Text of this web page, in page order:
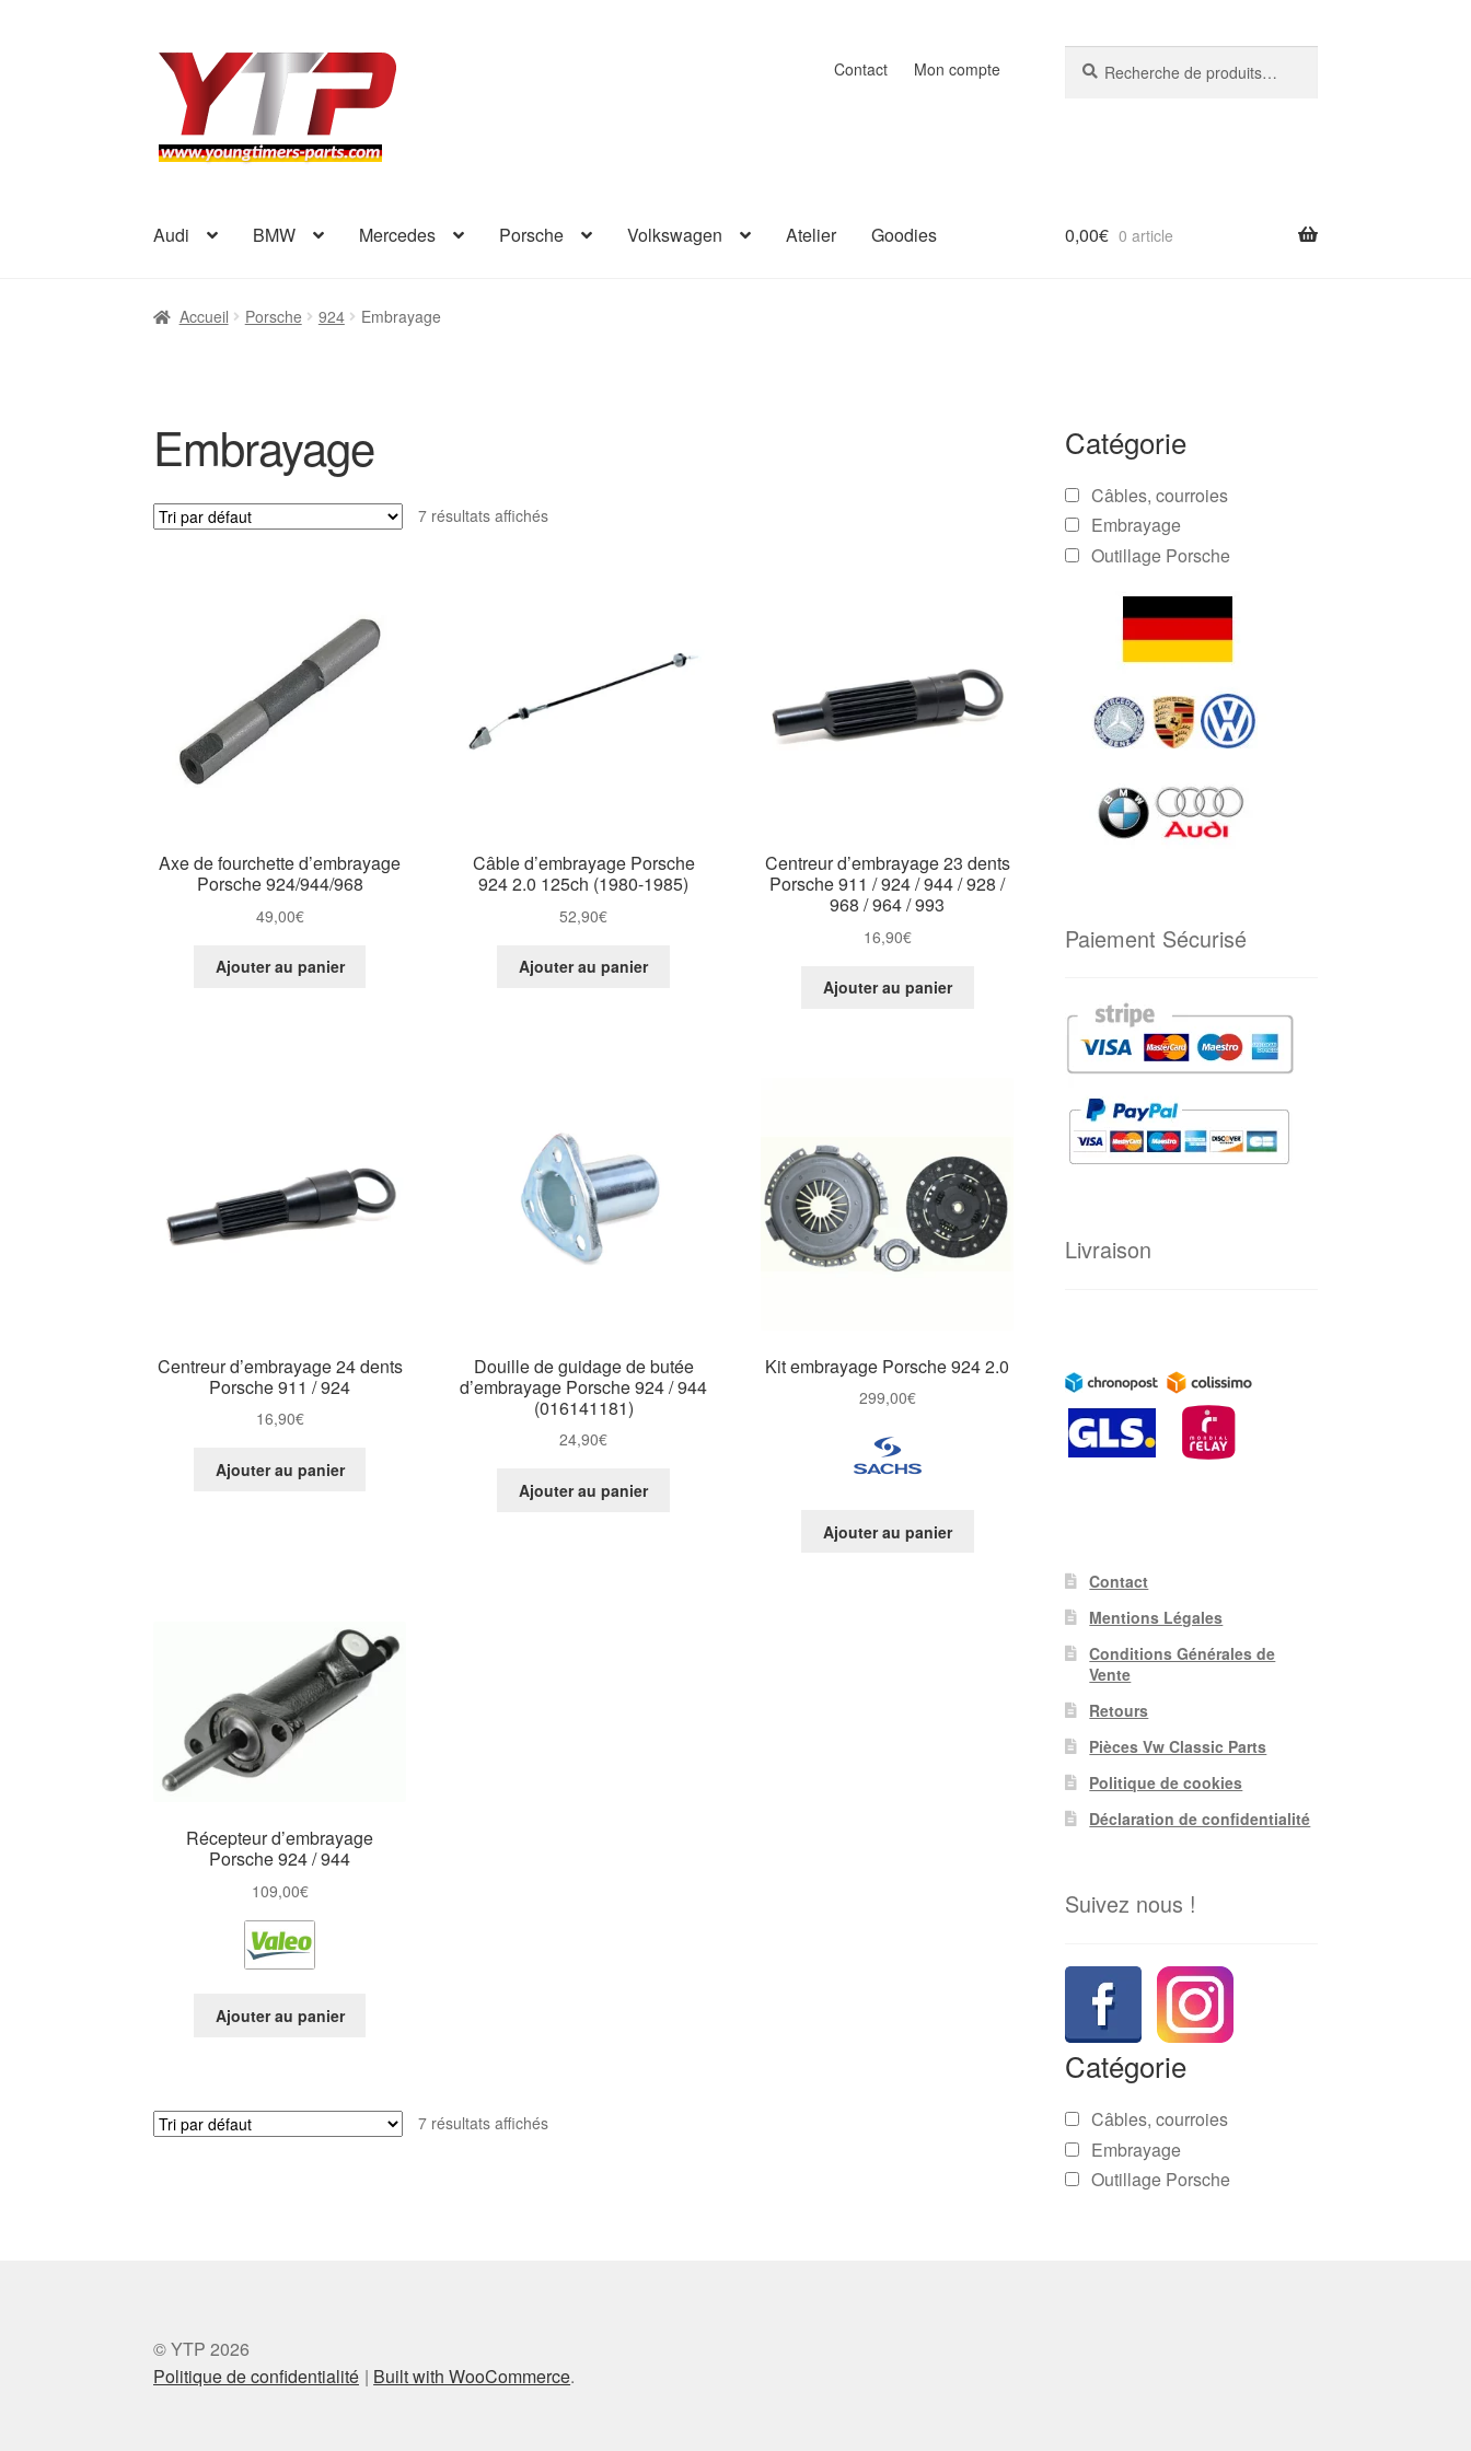
Aller
navigation
Aller
contenu
Contact Mon compte
pour :
Audi BMW Mercedes Porsche Volkswagen Atelier Goodies 0,00€ 0 article
Accueil Porsche 924 Embrayage
Embrayage
7 résultats affichés
Axe de fourchette d’embrayage
Porsche 924/944/968
49,00€
Ajouter au panier
Câble d’embrayage Porsche
924 2.0 125ch (1980-1985)
52,90€
Ajouter au panier
Centreur d’embrayage 23 dents
Porsche 911 / 924 / 944 / 928 /
968 / 964 / 993
16,90€
Ajouter au panier
Centreur d’embrayage 24 dents
Porsche 911 / 924
16,90€
Ajouter au panier
Douille de guidage de butée
d’embrayage Porsche 924 / 944
(016141181)
24,90€
Ajouter au panier
Kit embrayage Porsche 924 2.0
299,00€
Ajouter au panier
Récepteur d’embrayage
Porsche 924 / 944
109,00€
Ajouter au panier
7 résultats affichés
Catégorie
Câbles, courroies
Embrayage
Outillage Porsche
Paiement Sécurisé
Livraison
Contact
Mentions Légales
Conditions Générales de
Vente
Retours
Pièces Vw Classic Parts
Politique de cookies
Déclaration de confidentialité
Suivez nous !
Catégorie
Câbles, courroies
Embrayage
Outillage Porsche
© YTP 2026
Politique de confidentialité
Built with WooCommerce.